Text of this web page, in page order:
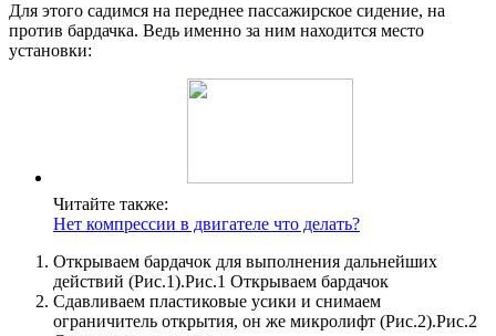
Для этого садимся на переднее пассажирское сидение, на
против бардачка. Ведь именно за ним находится место
установки:
Читайте также:
Нет компрессии в двигателе что делать?
Открываем бардачок для выполнения дальнейших
действий (Рис.1).Рис.1 Открываем бардачок
Сдавливаем пластиковые усики и снимаем
ограничитель открытия, он же микролифт (Рис.2).Рис.2